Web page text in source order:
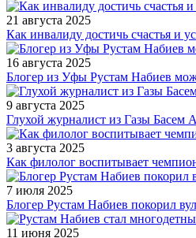
21 августа 2025
Как инвалиду достичь счастья и
16 августа 2025
Блогер из Уфы Рустам Набиев
9 августа 2025
Глухой журналист из Газы Басем
3 августа 2025
Как филолог воспитывает
7 июля 2025
Блогер Рустам Набиев покорил
11 июня 2025